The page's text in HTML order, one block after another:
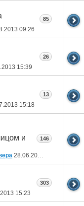
09:26
85
15:39
26
15:18
13
и
28.06.2013
146
15:23
303